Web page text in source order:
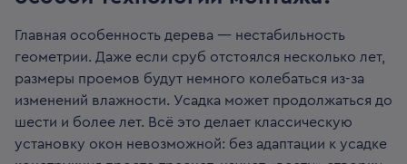
Главная особенность дерева — нестабильность
геометрии. Даже если сруб отстоялся несколько лет,
размеры проемов будут немного колебаться из-за
изменений влажности. Усадка может продолжаться до
шести и более лет. Всё это делает классическую
установку окон невозможной: без адаптации к усадке